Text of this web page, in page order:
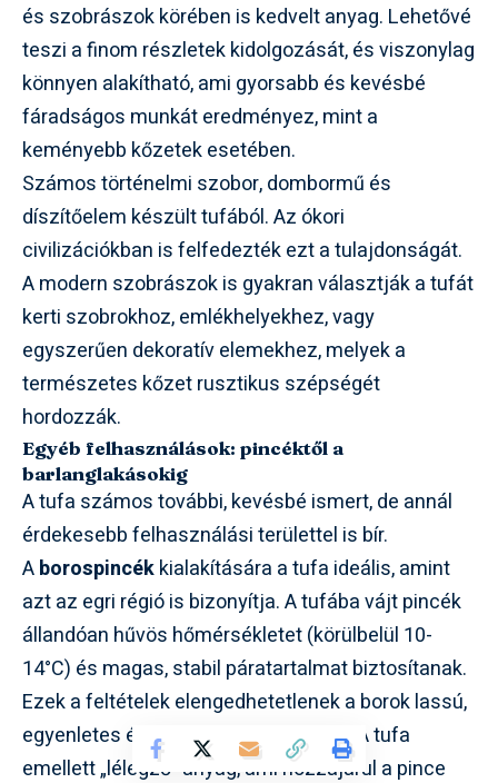
és szobrászok körében is kedvelt anyag. Lehetővé
teszi a finom részletek kidolgozását, és viszonylag
könnyen alakítható, ami gyorsabb és kevésbé
fáradságos munkát eredményez, mint a
keményebb kőzetek esetében.
Számos történelmi szobor, dombormű és
díszítőelem készült tufából. Az ókori
civilizációkban is felfedezték ezt a tulajdonságát.
A modern szobrászok is gyakran választják a tufát
kerti szobrokhoz, emlékhelyekhez, vagy
egyszerűen dekoratív elemekhez, melyek a
természetes kőzet rusztikus szépségét
hordozzák.
Egyéb felhasználások: pincéktől a
barlanglakásokig
A tufa számos további, kevésbé ismert, de annál
érdekesebb felhasználási területtel is bír.
Aborospincékkialakítására a tufa ideális, amint
azt az egri régió is bizonyítja. A tufába vájt pincék
állandóan hűvös hőmérsékletet (körülbelül 10-
14°C) és magas, stabil páratartalmat biztosítanak.
Ezek a feltételek elengedhetetlenek a borok lassú,
egyenletes éréséhez és tárolásához. A tufa
emellett „lélegző” anyag, ami hozzájárul a pince